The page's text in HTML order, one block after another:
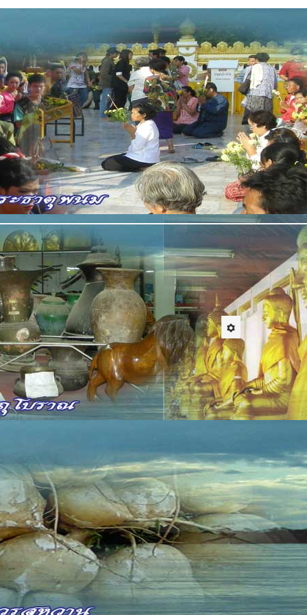
ชาวบ้านเอามาร้องจึงจัดเป็นเพลงพื้นบ้านชนิด
าน ในอดีตจะมีการฝึกร้องกันแทบทุกหมู่บ้าน เพื่อส่ง
สรภัญญะก็คือ ชาวบ้านได้มีการพบปะร่วมกิจกรรม
น ชาดกต่างๆในพุทธศาสนา และโดยเฉพาะเป็นสื่อ